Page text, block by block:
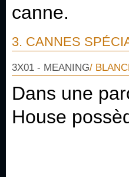
canne.
3. CANNES
3X01 - MEANING/
Dans une
House